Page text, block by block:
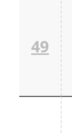
49